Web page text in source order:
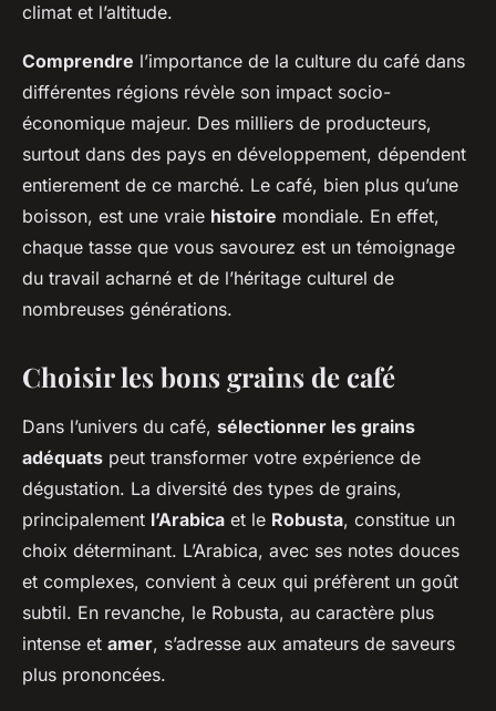
climat et l’altitude.
Comprendre l’importance de la culture du café dans
différentes régions révèle son impact socio-
économique majeur. Des milliers de producteurs,
surtout dans des pays en développement, dépendent
entierement de ce marché. Le café, bien plus qu’une
boisson, est une vraie histoire mondiale. En effet,
chaque tasse que vous savourez est un témoignage
du travail acharné et de l’héritage culturel de
nombreuses générations.
Choisir les bons grains de café
Dans l’univers du café, sélectionner les grains
adéquats peut transformer votre expérience de
dégustation. La diversité des types de grains,
principalement l’Arabica et le Robusta, constitue un
choix déterminant. L’Arabica, avec ses notes douces
et complexes, convient à ceux qui préfèrent un goût
subtil. En revanche, le Robusta, au caractère plus
intense et amer, s’adresse aux amateurs de saveurs
plus prononcées.